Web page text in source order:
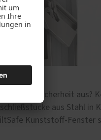
mit der Sicherheit aus?
aus Stahl in
Kunststoff-Fenster